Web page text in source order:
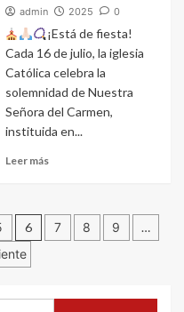
admin 2025 0
¡Está de fiesta!
Cada 16 de julio, la iglesia
Católica celebra la
solemnidad de Nuestra
Señora del Carmen,
instituida en...
Leer más
6 7 8 9
…